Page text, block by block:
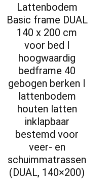
Lattenbodem
Basic frame DUAL
140 x 200 cm
voor bed I
hoogwaardig
bedframe 40
gebogen berken I
lattenbodem
houten latten
inklapbaar
bestemd voor
veer- en
schuimmatrassen
(DUAL, 140×200)